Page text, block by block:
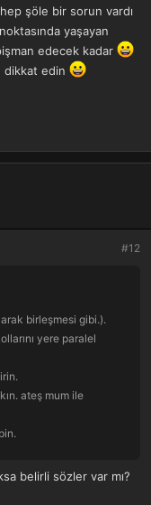
şöle bir sorun vardı
yaşayan
edecek kadar
dikkat edin
#12
birleşmesi gibi.).
yere paralel
ateş mum ile
unutmayınız.
belirli sözler var mı?